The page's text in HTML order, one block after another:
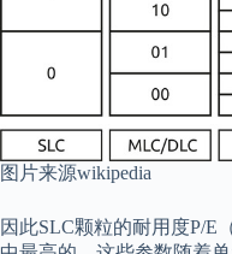
图片来源wikipedia
因此SLC颗粒的耐用度P/E